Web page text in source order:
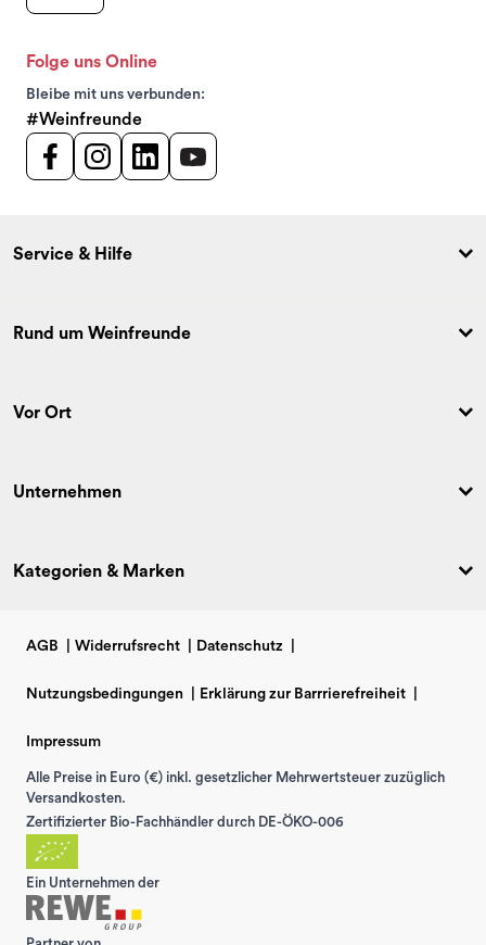
Folge uns Online
Bleibe mit uns verbunden:
#Weinfreunde
Service & Hilfe
Rund um Weinfreunde
Vor Ort
Unternehmen
Kategorien & Marken
AGB Widerrufsrecht Datenschutz
Nutzungsbedingungen Erklärung zur Barrrierefreiheit
Impressum
Alle Preise in Euro (€) inkl. gesetzlicher Mehrwertsteuer zuzüglich
Versandkosten.
Zertifizierter Bio-Fachhändler durch DE-ÖKO-006
Ein Unternehmen der